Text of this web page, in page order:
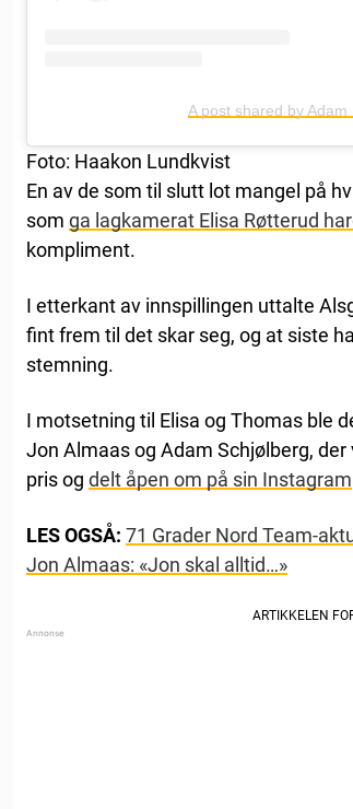
A post shared by
Foto: Haakon Lundkvist
En av de som til slutt lot mangel på
som ga lagkamerat Elisa Røtterud
kompliment.
I etterkant av innspillingen uttalte
fint frem til det skar seg, og at siste
stemning.
I motsetning til Elisa og Thomas ble
Jon Almaas og Adam Schjølberg,
pris og delt åpen om på sin Instagram
LES OGSÅ: 71 Grader Nord Team-
Jon Almaas: «Jon skal alltid…»